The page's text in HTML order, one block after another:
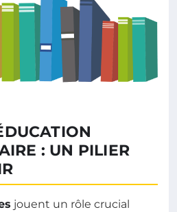
: UN PILIER
jouent un rôle crucial